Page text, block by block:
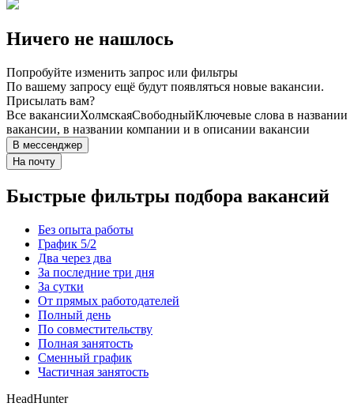
Ничего не нашлось
Попробуйте изменить запрос или фильтры
По вашему запросу ещё будут появляться новые вакансии.
Присылать вам?
Все вакансииХолмскаяСвободныйКлючевые слова в названии
вакансии, в названии компании и в описании вакансии
В мессенджер
На почту
Быстрые фильтры подбора вакансий
Без опыта работы
График 5/2
Два через два
За последние три дня
За сутки
От прямых работодателей
Полный день
По совместительству
Полная занятость
Сменный график
Частичная занятость
HeadHunter